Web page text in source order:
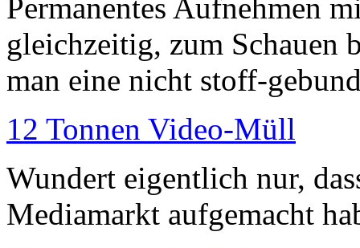
Permanentes Aufnehmen
gleichzeitig, zum Schauen
man eine nicht stoff-
12 Tonnen Video-Müll
Wundert eigentlich nur,
Mediamarkt aufgemacht